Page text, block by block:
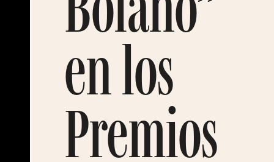
en los
Premios